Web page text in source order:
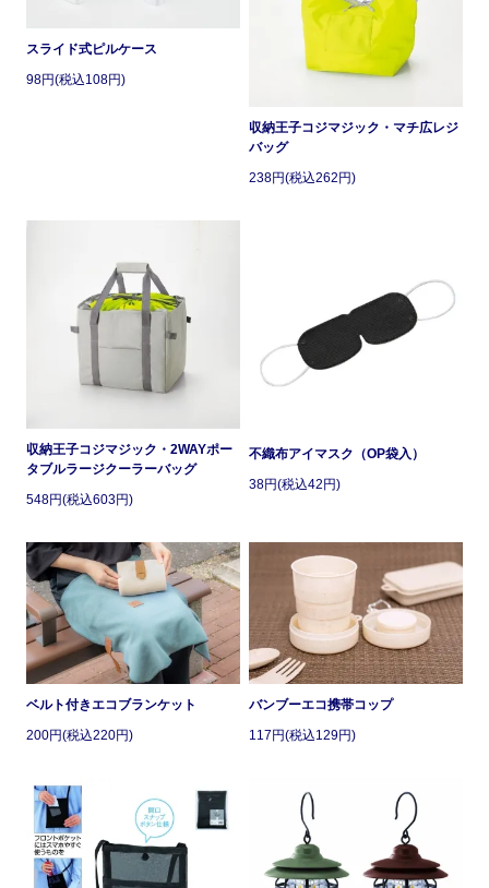
スライド式ピルケース
98円(税込108円)
収納王子コジマジック・マチ広レジ
バッグ
238円(税込262円)
収納王子コジマジック・2WAYポー
タブルラージクーラーバッグ
548円(税込603円)
不織布アイマスク（OP袋入）
38円(税込42円)
ベルト付きエコブランケット
200円(税込220円)
バンブーエコ携帯コップ
117円(税込129円)